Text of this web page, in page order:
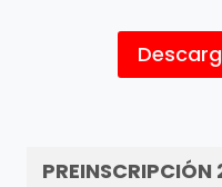
PREINSCRIPCIÓN